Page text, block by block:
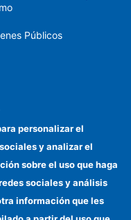
Públicos
personalizar el
y analizar el
sobre el uso que haga
sociales y análisis
información que les